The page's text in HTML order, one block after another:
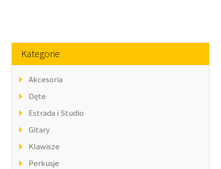
Kategorie
Akcesoria
Dęte
Estrada i Studio
Gitary
Klawisze
Perkusje